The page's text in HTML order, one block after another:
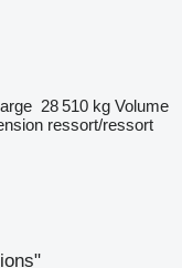
28 510 kg Volume
ressort/ressort